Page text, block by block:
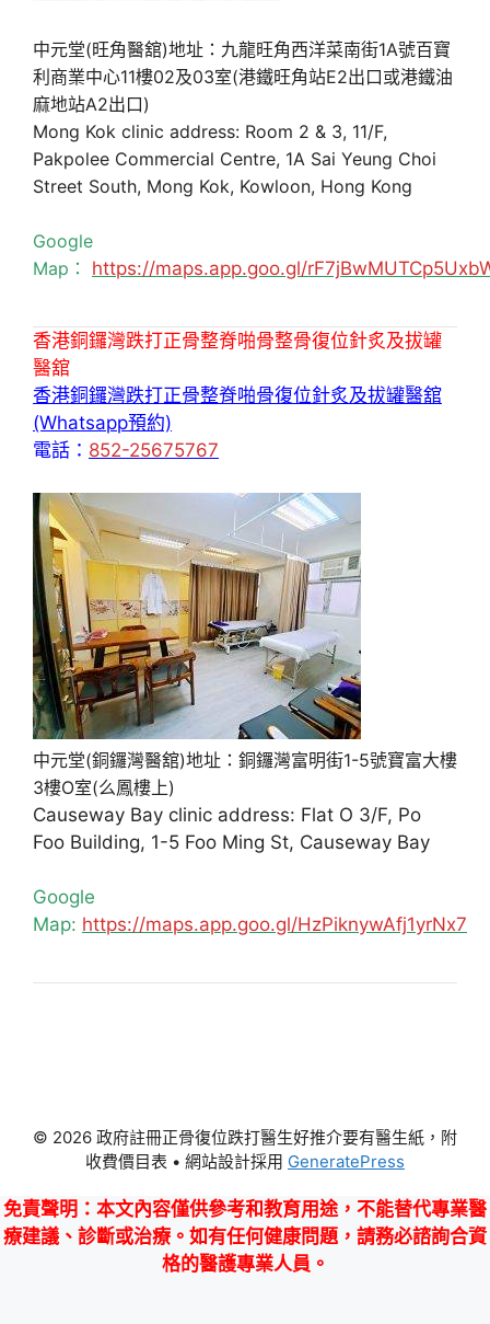
中元堂(旺角醫舘)地址：九龍旺角西洋菜南街1A號百寶
利商業中心11樓02及03室(港鐵旺角站E2出口或港鐵油
麻地站A2出口)
Mong Kok clinic address: Room 2 & 3, 11/F,
Pakpolee Commercial Centre, 1A Sai Yeung Choi
Street South, Mong Kok, Kowloon, Hong Kong
Google
Map： https://maps.app.goo.gl/
香港銅鑼灣跌打正骨整脊啪骨整骨復位針炙及拔罐
醫舘
香港銅鑼灣跌打正骨整脊啪骨復位針炙及拔罐醫舘
(Whatsapp預約)
電話： 852-25675767
中元堂(銅鑼灣醫舘)地址：銅鑼灣富明街1-5號寶富大樓
3樓O室(么鳳樓上)
Causeway Bay clinic address: Flat O 3/F, Po
Foo Building, 1-5 Foo Ming St, Causeway Bay
Google
Map: https://maps.app.goo.gl/HzPiknywAfj1yrNx7
© 2026 政府註冊正骨復位跌打醫生好推介要有醫生紙，附
收費價目表 • 網站設計採用 GeneratePress
免責聲明 ：本文內容僅供參考和教育用途，不能替代專業醫
療建議、診斷或治療。如有任何健康問題，請務必諮詢合資
格的醫護專業人員。